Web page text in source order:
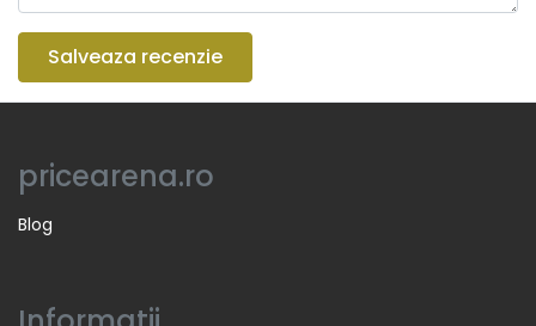
Salveaza recenzie
pricearena.ro
Blog